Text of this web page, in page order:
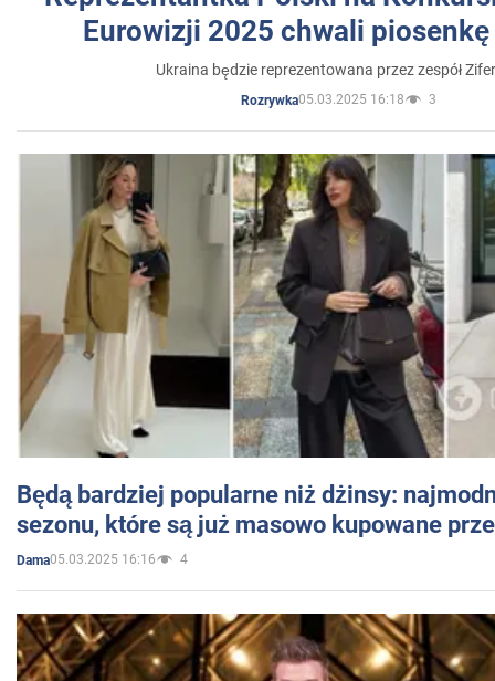
Eurowizji 2025 chwali
Ukraina będzie reprezentowana przez zespół
Rozrywka05.03.2025 16:18 3
Będą bardziej popularne niż dżinsy:
sezonu, które są już masowo kupowane
Dama05.03.2025 16:16 4